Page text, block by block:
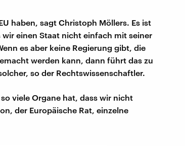
haben, sagt Christoph Möllers. Es ist
einen Staat nicht einfach mit seiner
es aber keine Regierung gibt, die
werden kann, dann führt das zu
so der Rechtswissenschaftler.
viele Organe hat, dass wir nicht
der Europäische Rat, einzelne